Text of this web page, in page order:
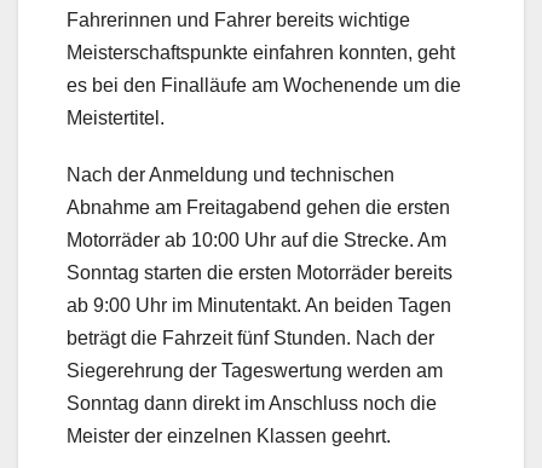
Fahrerinnen und Fahrer bereits wichtige
Meisterschaftspunkte einfahren konnten, geht
es bei den Finalläufe am Wochenende um die
Meistertitel.
Nach der Anmeldung und technischen
Abnahme am Freitagabend gehen die ersten
Motorräder ab 10:00 Uhr auf die Strecke. Am
Sonntag starten die ersten Motorräder bereits
ab 9:00 Uhr im Minutentakt. An beiden Tagen
beträgt die Fahrzeit fünf Stunden. Nach der
Siegerehrung der Tageswertung werden am
Sonntag dann direkt im Anschluss noch die
Meister der einzelnen Klassen geehrt.